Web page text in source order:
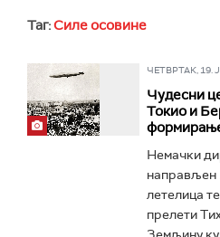
Таг:Силе осовине
ЧЕТВРТАК, 19.
Чудесни
Токио и
Немачки
направљен
летелица
прелети